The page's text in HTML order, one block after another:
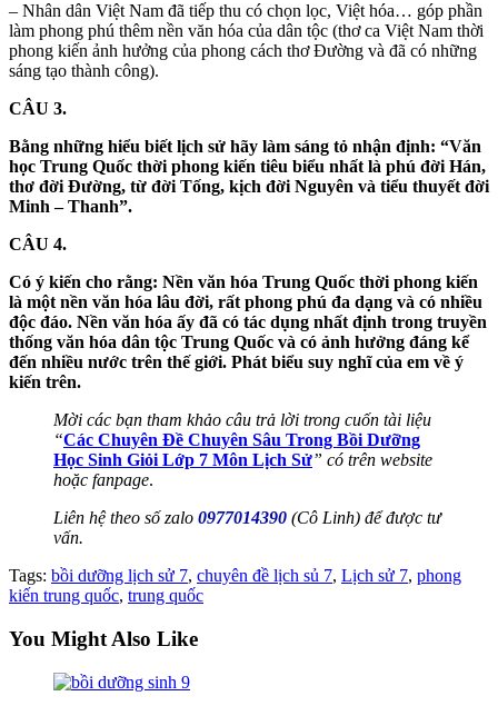
– Nhân dân Việt Nam đã tiếp thu có chọn lọc, Việt hóa… góp phần
làm phong phú thêm nền văn hóa của dân tộc (thơ ca Việt Nam thời
phong kiến ảnh hưởng của phong cách thơ Đường và đã có những
sáng tạo thành công).
CÂU 3.
Bằng những hiểu biết lịch sử hãy làm sáng tỏ nhận định: “Văn
học Trung Quốc thời phong kiến tiêu biểu nhất là phú đời Hán,
thơ đời Đường, từ đời Tống, kịch đời Nguyên và tiểu thuyết đời
Minh – Thanh”.
CÂU 4.
Có ý kiến cho rằng: Nền văn hóa Trung Quốc thời phong kiến
là một nền văn hóa lâu đời, rất phong phú đa dạng và có nhiều
độc đáo. Nền văn hóa ấy đã có tác dụng nhất định trong truyền
thống văn hóa dân tộc Trung Quốc và có ảnh hưởng đáng kể
đến nhiều nước trên thế giới. Phát biểu suy nghĩ của em về ý
kiến trên.
Mời các bạn tham khảo câu trả lời trong cuốn tài liệu
“Các Chuyên Đề Chuyên Sâu Trong Bồi Dưỡng
Học Sinh Giỏi Lớp 7 Môn Lịch Sử” có trên website
hoặc fanpage.
Liên hệ theo số zalo 0977014390 (Cô Linh) để được tư
vấn.
Tags: bồi dưỡng lịch sử 7, chuyên đề lịch sủ 7, Lịch sử 7, phong
kiến trung quốc, trung quốc
You Might Also Like